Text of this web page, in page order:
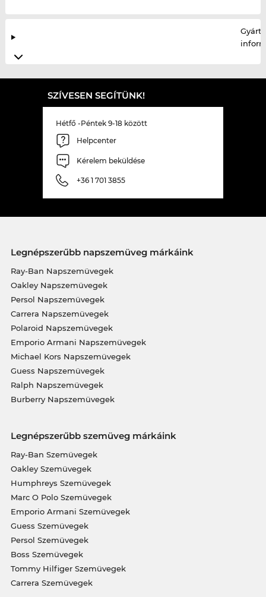
SZÍVESEN SEGÍTÜNK!
Hétfő -Péntek 9-18 között
Helpcenter
Kérelem beküldése
+36 1 701 3855
Legnépszerűbb napszemüveg márkáink
Ray-Ban Napszemüvegek
Oakley Napszemüvegek
Persol Napszemüvegek
Carrera Napszemüvegek
Polaroid Napszemüvegek
Emporio Armani Napszemüvegek
Michael Kors Napszemüvegek
Guess Napszemüvegek
Ralph Napszemüvegek
Burberry Napszemüvegek
Legnépszerűbb szemüveg márkáink
Ray-Ban Szemüvegek
Oakley Szemüvegek
Humphreys Szemüvegek
Marc O Polo Szemüvegek
Emporio Armani Szemüvegek
Guess Szemüvegek
Persol Szemüvegek
Boss Szemüvegek
Tommy Hilfiger Szemüvegek
Carrera Szemüvegek